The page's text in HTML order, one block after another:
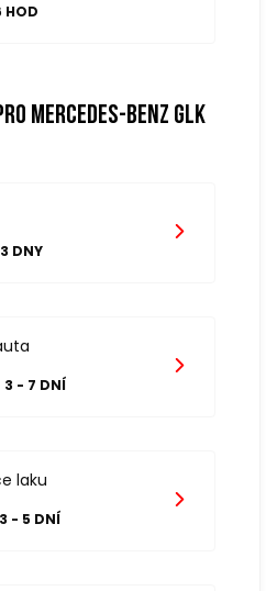
HOD
mercedes-benz glk
DNY
3 - 7 DNÍ
laku
3 - 5 DNÍ